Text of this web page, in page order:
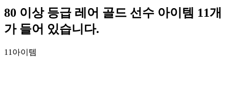
80 이상 등급 레어 골드 선수 아이템 11개
가 들어 있습니다.
11 아이템